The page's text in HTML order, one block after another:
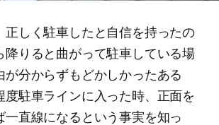
正しく駐車したと自信を持ったの
降りると曲がって駐車している場
が分からずもどかしかったある
度駐車ラインに入った時、正面を
一直線になるという事実を知っ